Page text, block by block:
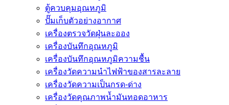
ตู้ควบคุมอุณหภูมิ
ปั๊มเก็บตัวอย่างอากาศ
เครื่องตรวจวัดฝุ่นละออง
เครื่องบันทึกอุณหภูมิ
เครื่องบันทึกอุณหภูมิความชื้น
เครื่องวัดความนําไฟฟ้าของสารละลาย
เครื่องวัดความเป็นกรด-ด่าง
เครื่องวัดคุณภาพน้ำมันทอดอาหาร